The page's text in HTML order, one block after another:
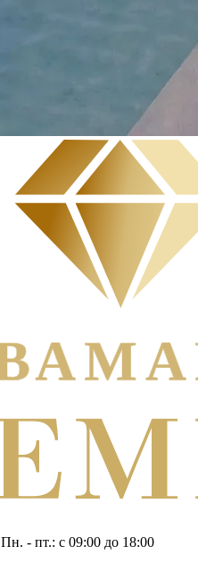
Пн. - пт.: с 09:00 до 18:00